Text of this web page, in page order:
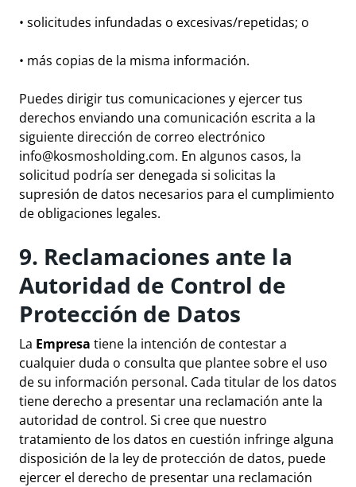
• solicitudes infundadas o excesivas/repetidas; o
• más copias de la misma información.
Puedes dirigir tus comunicaciones y ejercer tus
derechos enviando una comunicación escrita a la
siguiente dirección de correo electrónico
info@kosmosholding.com. En algunos casos, la
solicitud podría ser denegada si solicitas la
supresión de datos necesarios para el cumplimiento
de obligaciones legales.
9. Reclamaciones ante la
Autoridad de Control de
Protección de Datos
La Empresa tiene la intención de contestar a
cualquier duda o consulta que plantee sobre el uso
de su información personal. Cada titular de los datos
tiene derecho a presentar una reclamación ante la
autoridad de control. Si cree que nuestro
tratamiento de los datos en cuestión infringe alguna
disposición de la ley de protección de datos, puede
ejercer el derecho de presentar una reclamación